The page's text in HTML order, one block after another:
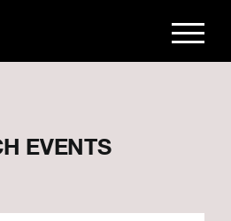
EVENTS